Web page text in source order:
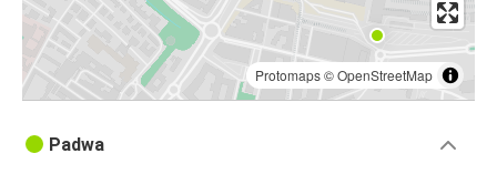
Protomaps©OpenStreetMap
Padwa